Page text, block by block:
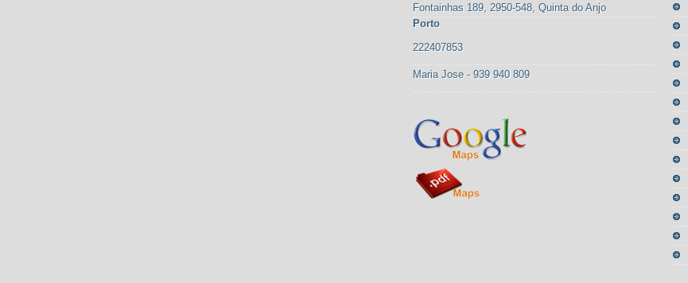
Fontainhas 189, 2950-548, Quinta do Anjo
Porto
222407853
Maria Jose - 939 940 809